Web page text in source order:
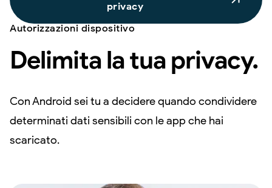
privacy
Autorizzazioni dispositivo
Delimita la tua privacy.
Con Android sei tu a decidere quando condividere
determinati dati sensibili con le app che hai
scaricato.